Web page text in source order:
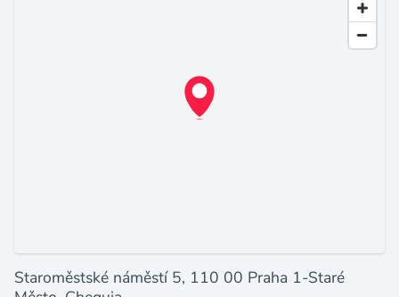
Staroměstské náměstí 5, 110 00 Praha 1-Staré